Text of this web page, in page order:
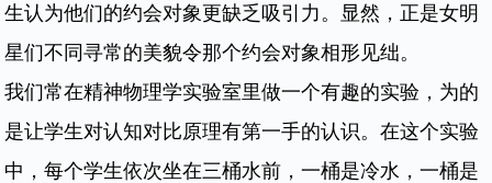
生认为他们的约会对象更缺乏吸引力。显然，正是女明
星们不同寻常的美貌令那个约会对象相形见绌。
我们常在精神物理学实验室里做一个有趣的实验，为的
是让学生对认知对比原理有第一手的认识。在这个实验
中，每个学生依次坐在三桶水前，一桶是冷水，一桶是